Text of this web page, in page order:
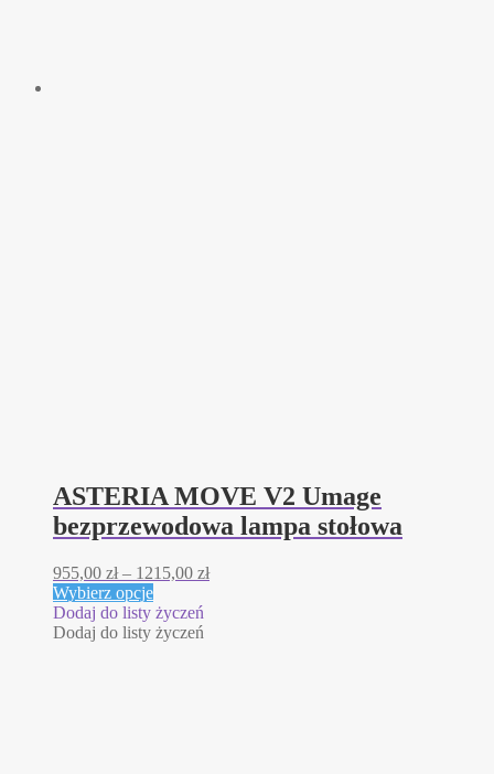
ASTERIA MOVE V2 Umage
bezprzewodowa lampa stołowa
955,00 zł – 1215,00 złZakres
Wybierz opcjeTen
produkt
ma
Dodaj do listy życzeń
Dodaj do listy życzeń